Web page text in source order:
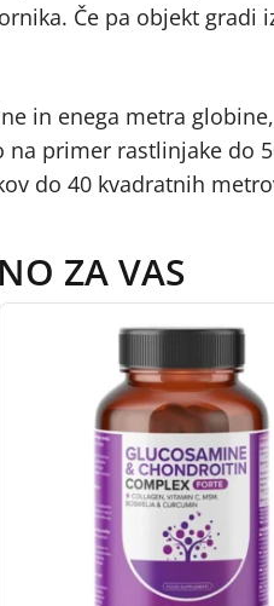
Če pa objekt gradi
in enega metra
primer rastlinjake do
do 40 kvadratnih
ZA VAS